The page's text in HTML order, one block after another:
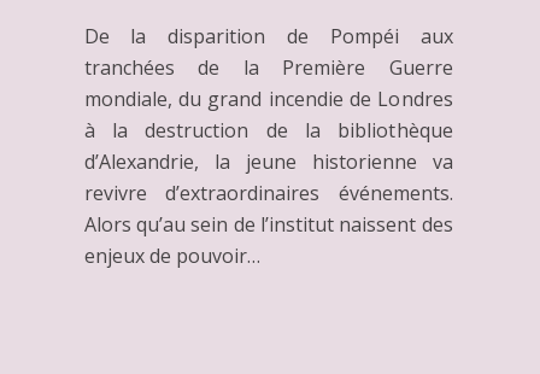
De la disparition de Pompéi aux
tranchées de la Première Guerre
mondiale, du grand incendie de Londres
à la destruction de la bibliothèque
d’Alexandrie, la jeune historienne va
revivre d’extraordinaires événements.
Alors qu’au sein de l’institut naissent des
enjeux de pouvoir…